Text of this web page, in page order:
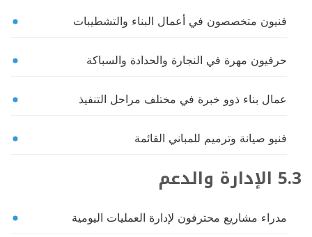
فنيون متخصصون في أعمال البناء والتشطيبات
حرفيون مهرة في النجارة والحدادة والسباكة
عمال بناء ذوو خبرة في مختلف مراحل التنفيذ
فنيو صيانة وترميم للمباني القائمة
5.3 الإدارة والدعم
مدراء مشاريع محترفون لإدارة العمليات اليومية